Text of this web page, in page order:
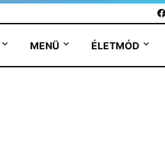
MENÜ ÉLETMÓD